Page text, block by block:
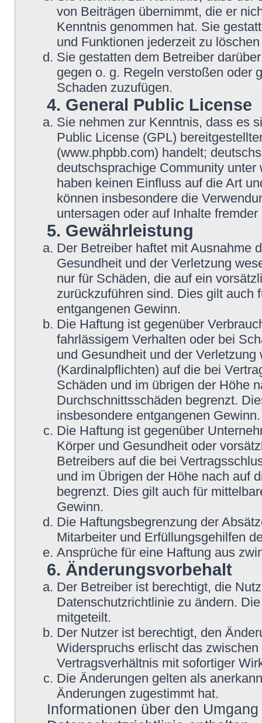
von Beiträgen übernimmt, die er
Kenntnis genommen hat. Sie
und Funktionen jederzeit zu
Sie gestatten dem Betreiber
gegen o. g. Regeln verstoßen oder
Schaden zuzufügen.
4. General Public License
Sie nehmen zur Kenntnis, dass es
Public License (GPL)
(www.phpbb.com) handelt;
deutschsprachige Community
haben keinen Einfluss auf die Art
können insbesondere die
untersagen oder auf Inhalte
5. Gewährleistung
Der Betreiber haftet mit Ausnahme
Gesundheit und der Verletzung
nur für Schäden, die auf ein
zurückzuführen sind. Dies gilt auch
entgangenen Gewinn.
Die Haftung ist gegenüber
fahrlässigem Verhalten oder bei
und Gesundheit und der
(Kardinalpflichten) auf die bei
Schäden und im übrigen der Höhe
Durchschnittsschäden begrenzt.
insbesondere entgangenen Gewinn.
Die Haftung ist gegenüber
Körper und Gesundheit oder
Betreibers auf die bei
und im Übrigen der Höhe nach auf
begrenzt. Dies gilt auch für
Gewinn.
Die Haftungsbegrenzung der
Mitarbeiter und Erfüllungsgehilfen
Ansprüche für eine Haftung aus
6. Änderungsvorbehalt
Der Betreiber ist berechtigt, die
Datenschutzrichtlinie zu ändern.
mitgeteilt.
Der Nutzer ist berechtigt, den
Widerspruchs erlischt das
Vertragsverhältnis mit sofortiger
Die Änderungen gelten als
Änderungen zugestimmt hat.
Informationen über den